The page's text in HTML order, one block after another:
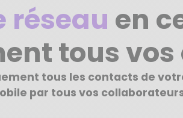
réseau en
tous
tous les contacts de
par tous vos